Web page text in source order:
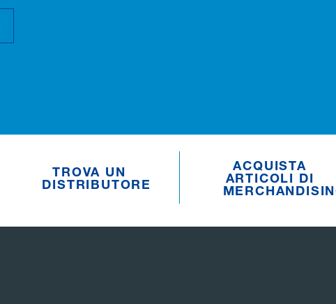
TROVA UN
DISTRIBUTORE
ACQUISTA
ARTICOLI DI